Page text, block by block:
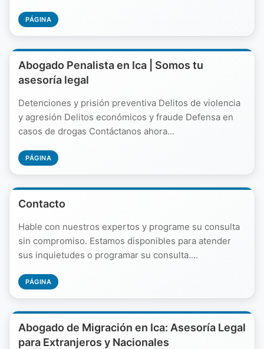
PÁGINA
Abogado Penalista en Ica | Somos tu
asesoría legal
Detenciones y prisión preventiva Delitos de violencia
y agresión Delitos económicos y fraude Defensa en
casos de drogas Contáctanos ahora...
PÁGINA
Contacto
Hable con nuestros expertos y programe su consulta
sin compromiso. Estamos disponibles para atender
sus inquietudes o programar su consulta....
PÁGINA
Abogado de Migración en Ica: Asesoría Legal
para Extranjeros y Nacionales